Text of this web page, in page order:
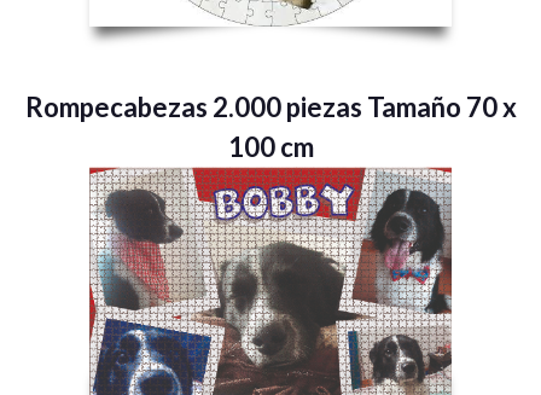
Rompecabezas 2.000 piezas Tamaño 70 x
100 cm